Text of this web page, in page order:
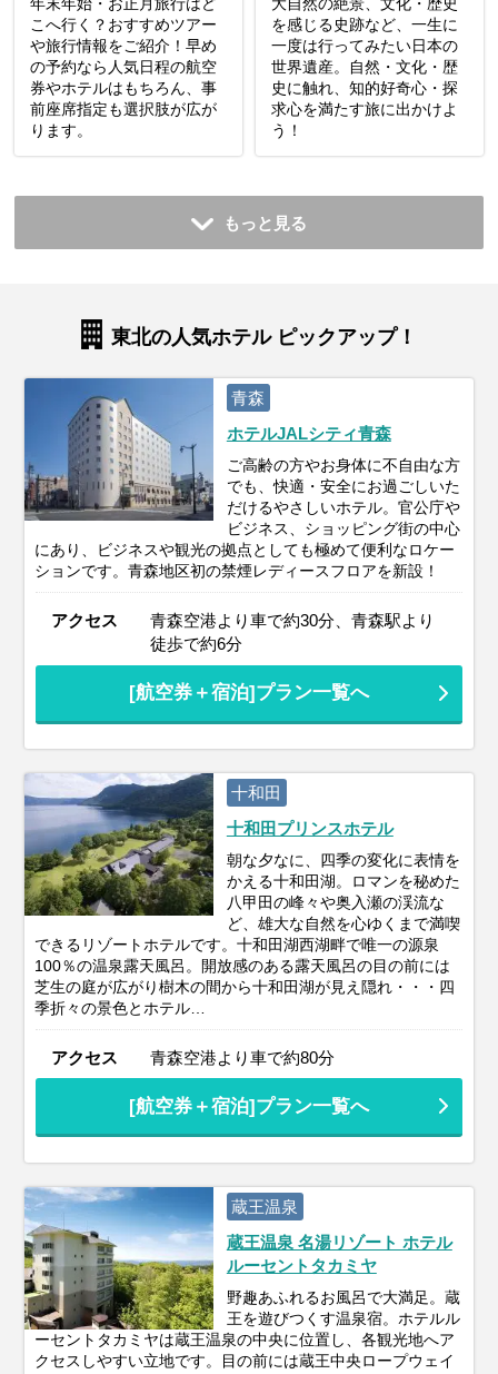
こへ行く？おすすめツアー
や旅行情報をご紹介！早め
の予約なら人気日程の航空
券やホテルはもちろん、事
前座席指定も選択肢が広が
ります。
を感じる史跡など、一生に
一度は行ってみたい日本の
世界遺産。自然・文化・歴
史に触れ、知的好奇心・探
求心を満たす旅に出かけよ
う！
もっと見る
東北の人気ホテル ピックアップ！
青森
ホテルJALシティ青森
ご高齢の方やお身体に不自由な方
でも、快適・安全にお過ごしいた
だけるやさしいホテル。官公庁や
ビジネス、ショッピング街の中心
にあり、ビジネスや観光の拠点としても極めて便利なロケー
ションです。青森地区初の禁煙レディースフロアを新設！
アクセス
青森空港より車で約30分、青森駅より
徒歩で約6分
[航空券＋宿泊]プラン一覧へ
十和田
十和田プリンスホテル
朝な夕なに、四季の変化に表情を
かえる十和田湖。ロマンを秘めた
八甲田の峰々や奥入瀬の渓流な
ど、雄大な自然を心ゆくまで満喫
できるリゾートホテルです。十和田湖西湖畔で唯一の源泉
100％の温泉露天風呂。開放感のある露天風呂の目の前には
芝生の庭が広がり樹木の間から十和田湖が見え隠れ・・・四
季折々の景色とホテル…
アクセス 青森空港より車で約80分
[航空券＋宿泊]プラン一覧へ
蔵王温泉
蔵王温泉 名湯リゾート ホテル
ルーセントタカミヤ
野趣あふれるお風呂で大満足。蔵
王を遊びつくす温泉宿。ホテルル
ーセントタカミヤは蔵王温泉の中央に位置し、各観光地へア
クセスしやすい立地です。目の前には蔵王中央ロープウェイ